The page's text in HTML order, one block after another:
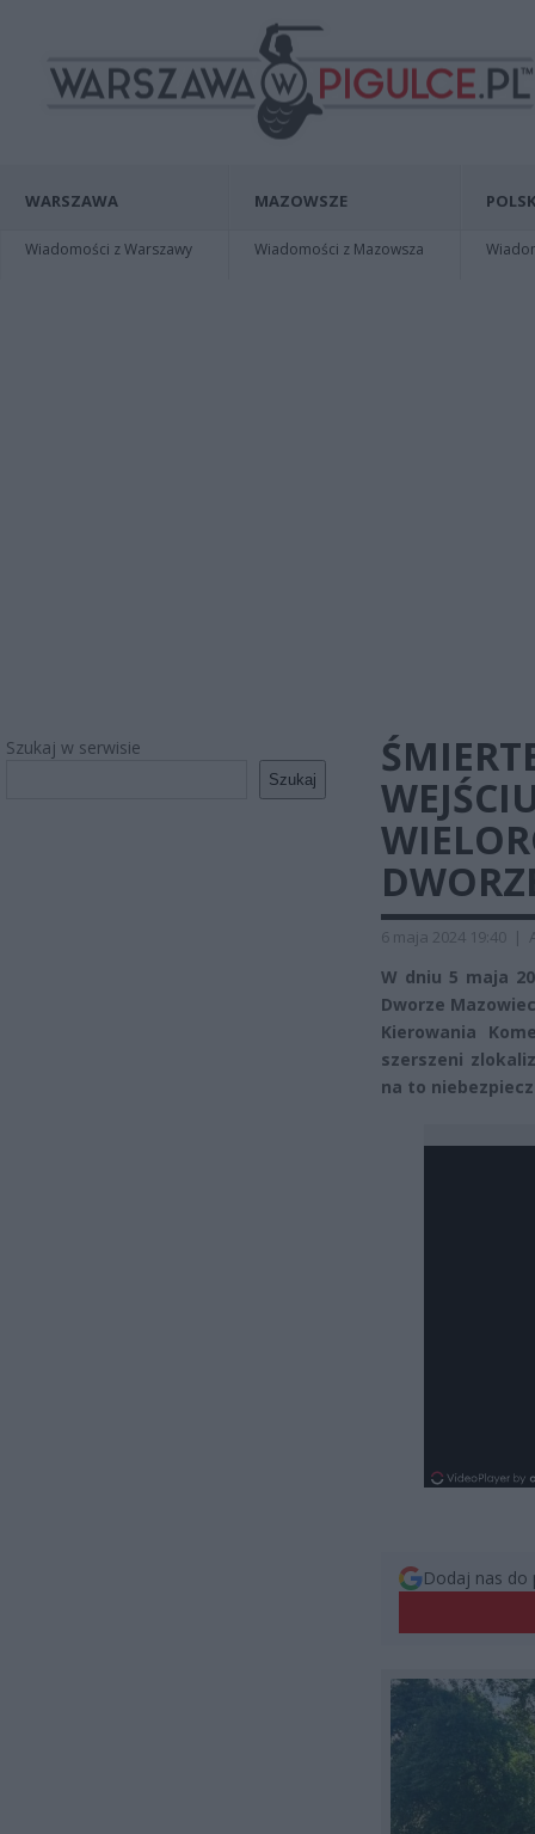
WARSZAWA
Wiadomości z Warszawy
MAZOWSZE
Wiadomości z Mazowsza
Szukaj w serwisie
Szukaj
6 maja 2024 19:40 |
W dniu 5 maja
Dworze
Kierowania
szerszeni
na to
Dodaj nas do